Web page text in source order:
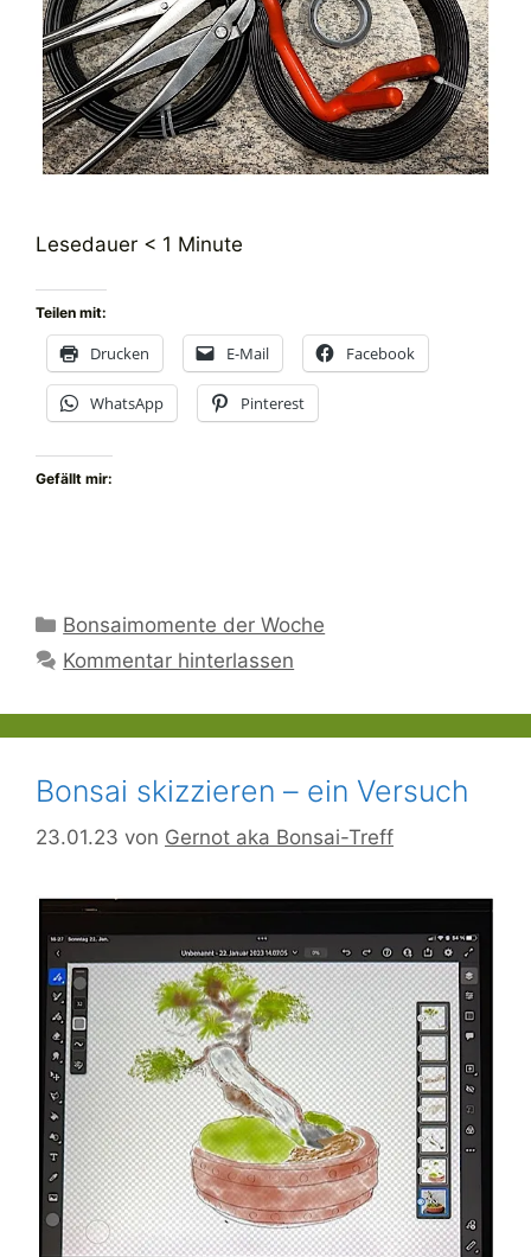
Lesedauer < 1 Minute
Teilen mit:
Drucken E-Mail Facebook
WhatsApp Pinterest
Gefällt mir:
Kategorien
Bonsaimomente der Woche
Kommentar hinterlassen
Bonsai skizzieren – ein Versuch
23.01.23 von Gernot aka Bonsai-Treff